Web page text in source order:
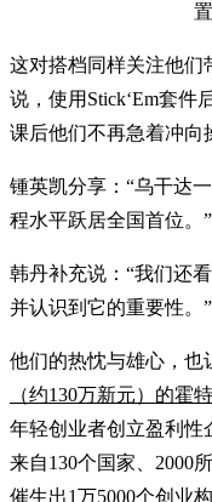
这对搭档同样关注他们
说，使用Stick‘Em套件
课后他们不再急着冲向
锺英凯分享：“乌干达
程水平跃居全国首位。”
韩丹补充说：“我们还
并认识到它的重要性。”
他们的热忱与雄心，也
（约130万新元）的霍
年轻创业者创立盈利性
来自130个国家、2000
催生出1万5000个创业构